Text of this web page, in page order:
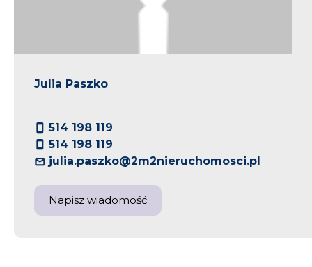
Julia Paszko
514 198 119
514 198 119
julia.paszko@2m2nieruchomosci.pl
Napisz wiadomość